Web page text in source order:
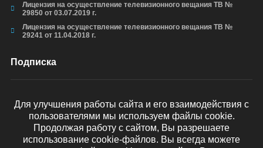
Лицензия на осуществление телевизионного вещания ТВ №
29850 от 03.07.2019 г.
Лицензия на осуществление телевизионного вещания ТВ №
29241 от 11.04.2018 г.
Подписка
ОТПРАВИТЬ
Для улучшения работы сайта и его взаимодействия с
пользователями мы используем файлы cookie.
Продолжая работу с сайтом, Вы разрешаете
использование cookie-файлов. Вы всегда можете